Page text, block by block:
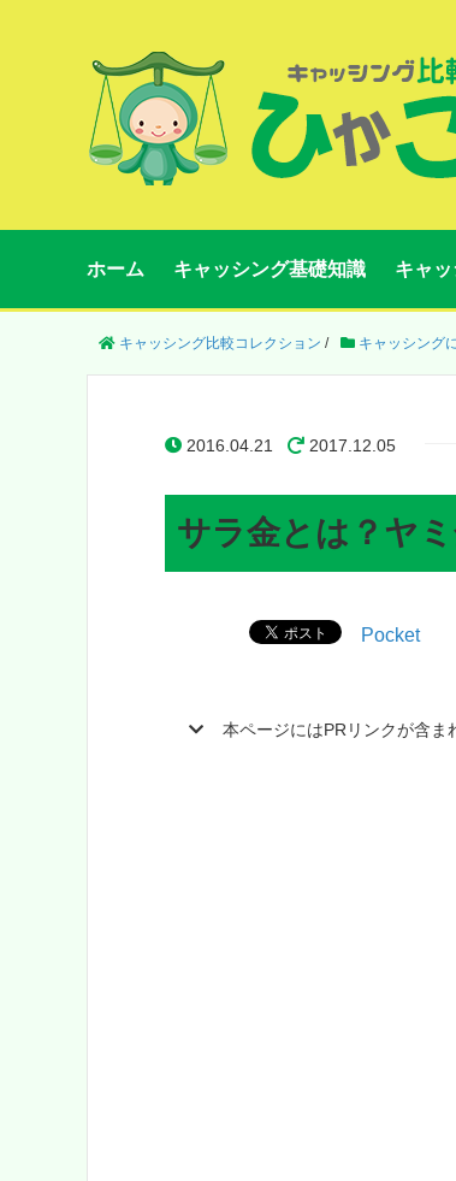
ホーム キャッシング基礎知識 キャ
キャッシング比較コレクション / キャッシング
2016.04.21 2017.12.05
サラ金とは？ヤ
Pocket
本ページにはPRリンクが含ま